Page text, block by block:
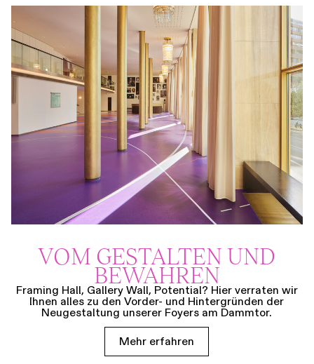
VOM GESTALTEN UND
BEWAHREN
Framing Hall, Gallery Wall, Potential? Hier verraten wir
Ihnen alles zu den Vorder- und Hintergründen der
Neugestaltung unserer Foyers am Dammtor.
Mehr erfahren